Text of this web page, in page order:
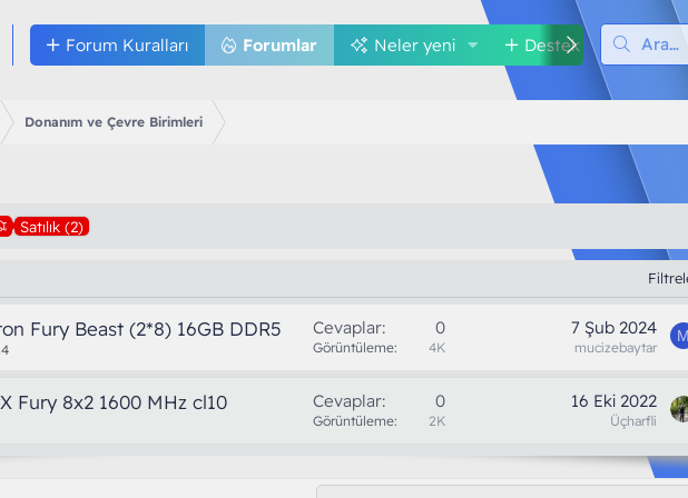
Forum Kuralları Forumlar Neler yeni Destek
Donanım ve Çevre Birimleri
Satılık (2)
Fury Beast (2*8) 16GB DDR5 Cevaplar 0
Görüntüleme 4K
7 Şub 2024
mucizebaytar
M
Fury 8x2 1600 MHz cl10 Cevaplar 0
Görüntüleme 2K
16 Eki 2022
Üçharfli